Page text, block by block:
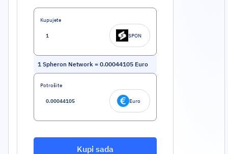
Kupujete
SPON
1 Spheron Network = 0.00044105 Euro
Potrošite
Euro
Kupi sada